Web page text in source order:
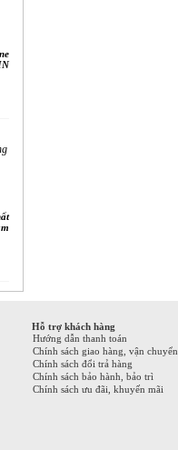
Hỗ trợ khách hàng
Hướng dẫn thanh toán
Chính sách giao hàng, vận chuyển
Chính sách đổi trả hàng
Chính sách bảo hành, bảo trì
Chính sách ưu đãi, khuyến mãi